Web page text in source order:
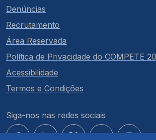
Denúncias
Recrutamento
Área Reservada
Política de Privacidade do COMPETE
Acessibilidade
Termos e Condições
Siga-nos nas redes sociais